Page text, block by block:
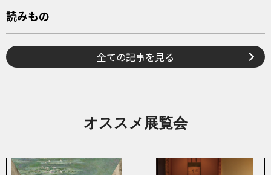
読みもの
全ての記事を見る
オススメ展覧会